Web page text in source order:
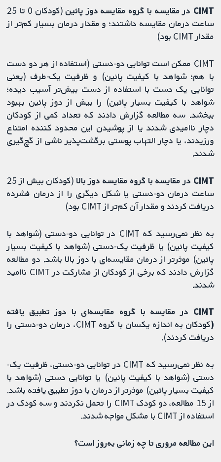
⁩⁩⁩(کودکان 0 تا 25
ساعت درمان مقایسه داشتند؛ و مقدار درمان بسیار کم‌تر از
مقدار CIMT بود)⁧⁧⁧⁩⁩⁩
CIMT ممکن است توانایی دو-دستی (استفاده از هر دو دست
با هم؛ شواهد با کیفیت پائین) و ظرفیت یک‌-طرف (یعنی
توانایی یک دست با استفاده از دست بیش‌تر آسیب‌ دیده؛
شواهد با کیفیت بسیار پائین) را بیش از دوز پائین بهبود
ببخشد. سه مطالعه گزارش دادند که تعداد کمی ‌از کودکان
دچار ناامیدی شدند یا از پوشیدن این محدود کننده امتناع
ورزیدند، یا دچار التهاب پوستی برگشت‌پذیر ناشی از گچ‌گیری
شدند.
⁩⁩⁩(کودکان بیش‌ از 25
ساعت درمان دو-دستی یا شکل دیگری را از درمان فشرده
دریافت کردند و مقدار آن کم‌تر از CIMT بود)⁧⁧⁧⁩⁩⁩
به‌ نظر نمی‌رسید که CIMT در توانایی دو-دستی (شواهد با
کیفیت پائین) یا ظرفیت یک-دستی (شواهد با کیفیت بسیار
پائین) موثرتر از درمان مقایسه‌ای با دوز بالا باشد. دو مطالعه
گزارش دادند که برخی از کودکان از مشارکت در CIMT ناامید
شدند.
⁩⁩⁩CIMT در مقایسه با گروه مقایسه‌ای با دوز تطبیق‌ یافته
(⁧⁧⁧
⁩⁩⁩کودکان به اندازه یکسان با گروه CIMT، درمان دو-دستی را
دریافت کردند).⁧⁧⁧⁩⁩⁩
به‌ نظر نمی‌رسید که CIMT در توانایی دو-دستی، ظرفیت یک-
دستی (شواهد با کیفیت پائین) یا توانایی دستی (شواهد با
کیفیت بسیار پائین) موثرتر از درمان با دوز تطبیق ‌یافته باشد.
از 15 مطالعه، دو کودک CIMT را تحمل نکردند و سه کودک در
استفاده از CIMT با مشکل مواجه شدند.
⁩⁩این مطالعه مروری تا چه زمانی به‌روز است؟⁧⁧